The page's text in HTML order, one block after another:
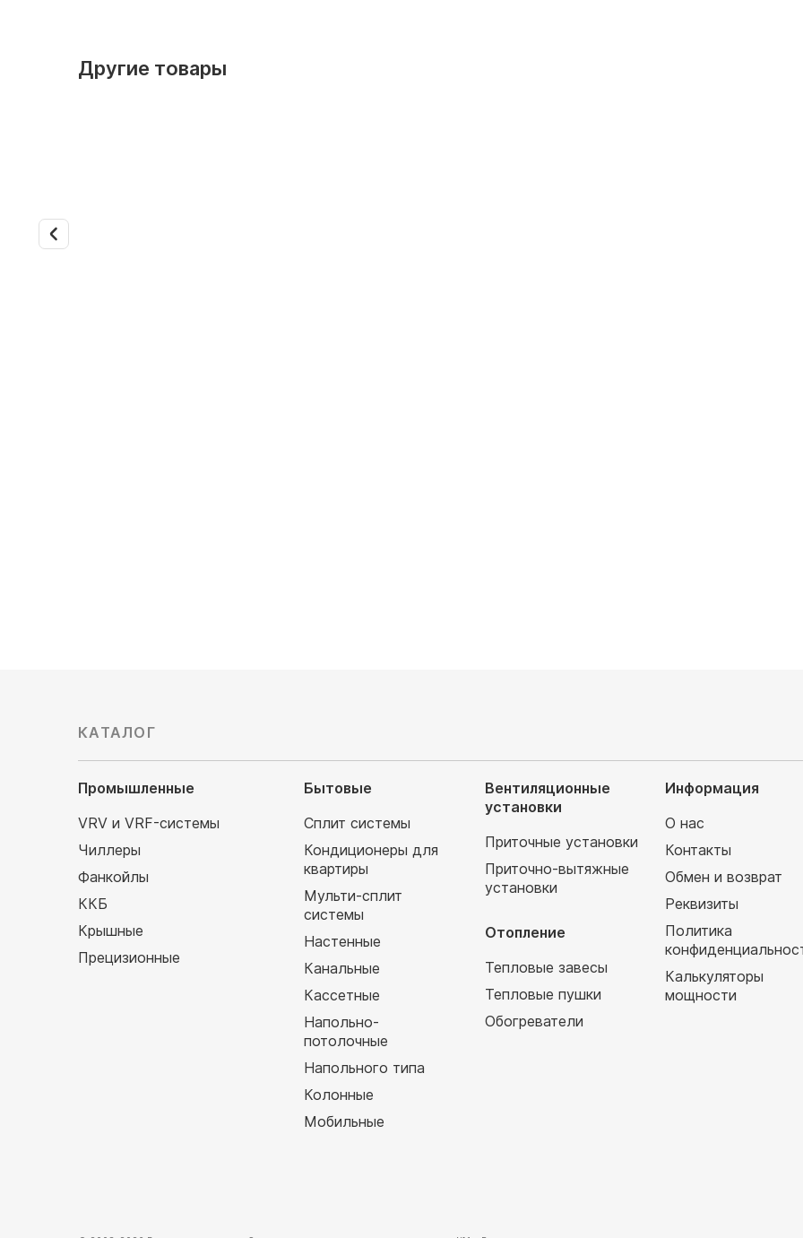
Другие товары
КАТАЛОГ
Промышленные
VRV и VRF-системы
Чиллеры
Фанкойлы
ККБ
Крышные
Прецизионные
Бытовые
Сплит системы
Кондиционеры для
квартиры
Мульти-сплит
системы
Настенные
Канальные
Кассетные
Напольно-
потолочные
Напольного типа
Колонные
Мобильные
Вентиляционные
установки
Приточные установки
Приточно-вытяжные
установки
Отопление
Тепловые завесы
Тепловые пушки
Обогреватели
Информация
О нас
Контакты
Обмен и возврат
Реквизиты
Политика
Калькуляторы
мощности